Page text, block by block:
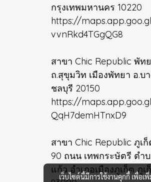
กรุงเทพมหานคร 10220
https://
vvnRkd4TGgQG8
สาขา Chic Republic พัท
ถ.สุขุมวิท เมืองพัทยา อ.บ
ชลบุรี 20150
https://
QqH7demHTnxD9
สาขา Chic Republic ภูเก็
90 ถนน เทพกระษัตรี ตำบ
แก้ว อำเภอเมืองภูเก็ต ภูเ
เว็บไซต์นี้มีการใช้งานคุกกี้ เพื่อ